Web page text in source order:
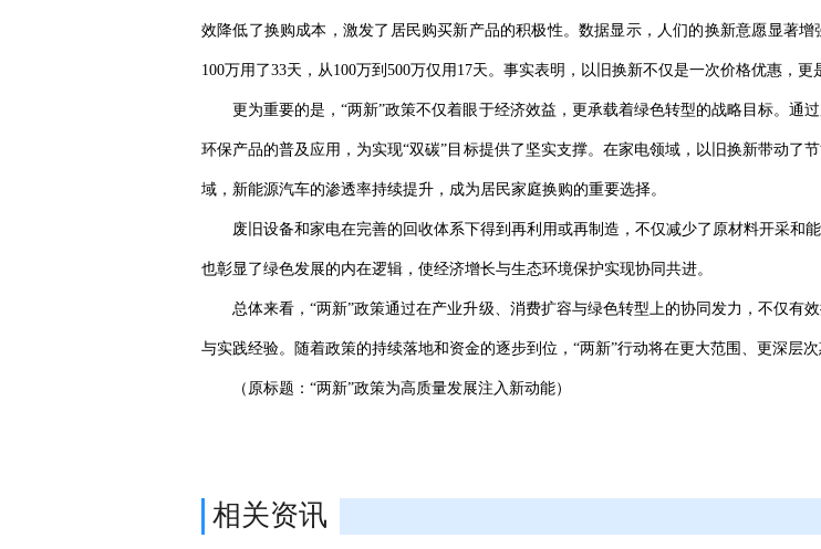
效降低了换购成本，激发了居民购买新产品的积极性。数据显示，人们的换新意愿显著
100万用了33天，从100万到500万仅用17天。事实表明，以旧换新不仅是一次价格优惠，
更为重要的是，“两新”政策不仅着眼于经济效益，更承载着绿色转型的战略目标。通
环保产品的普及应用，为实现“双碳”目标提供了坚实支撑。在家电领域，以旧换新带动了
域，新能源汽车的渗透率持续提升，成为居民家庭换购的重要选择。
废旧设备和家电在完善的回收体系下得到再利用或再制造，不仅减少了原材料开采和
也彰显了绿色发展的内在逻辑，使经济增长与生态环境保护实现协同共进。
总体来看，“两新”政策通过在产业升级、消费扩容与绿色转型上的协同发力，不仅有
与实践经验。随着政策的持续落地和资金的逐步到位，“两新”行动将在更大范围、更深层
（原标题：“两新”政策为高质量发展注入新动能）
相关资讯